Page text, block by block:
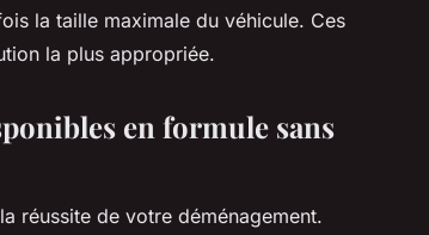
la taille maximale du véhicule. Ces
la plus appropriée.
en formule sans
réussite de votre déménagement.